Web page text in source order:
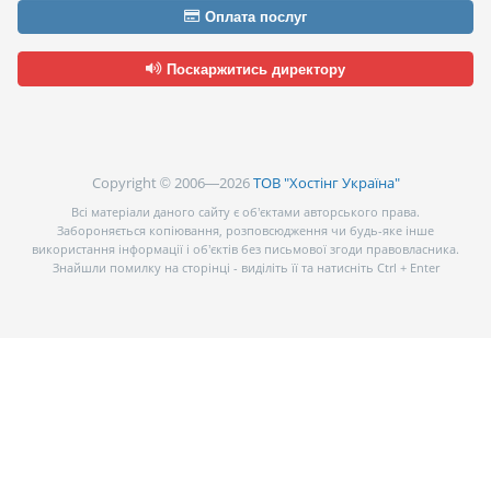
Оплата послуг
Поскаржитись директору
Copyright © 2006—2026ТОВ "Хостінг Україна"
Всі матеріали даного сайту є об’єктами авторського права.
Забороняється копіювання, розповсюдження чи будь-яке інше
використання інформації і об’єктів без письмової згоди правовласника.
Знайшли помилку на сторінці - виділіть її та натисніть Ctrl + Enter